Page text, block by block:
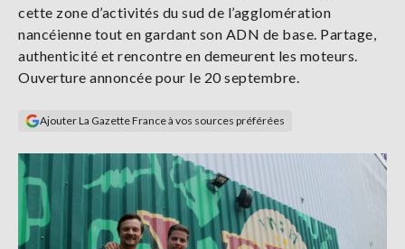
S'abonner
cette zone d’activités du sud de l’agglomération
nancéienne tout en gardant son ADN de base. Partage,
authenticité et rencontre en demeurent les moteurs.
Ouverture annoncée pour le 20 septembre.
Ajouter La Gazette France à vos sources préférées